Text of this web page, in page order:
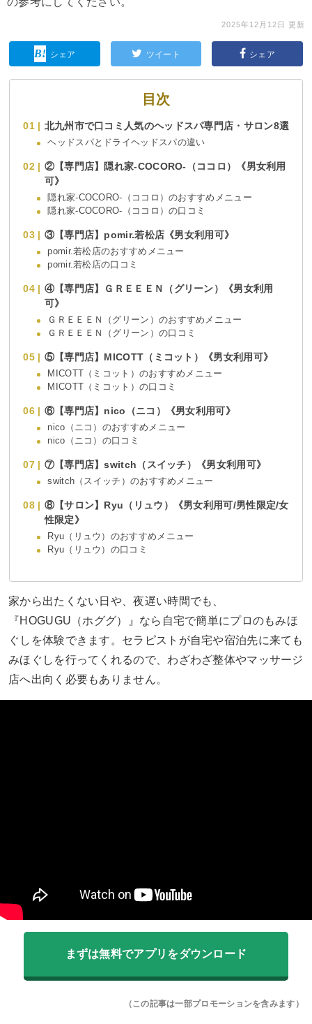
2025年12月12日 更新
シェア ツイート シェア
目次
北九州市で口コミ人気のヘッドスパ専門店・サロン8選
ヘッドスパとドライヘッドスパの違い
②【専門店】隠れ家-COCORO-（ココロ）《男女利用
可》
隠れ家-COCORO-（ココロ）のおすすめメニュー
隠れ家-COCORO-（ココロ）の口コミ
③【専門店】pomir.若松店《男女利用可》
pomir.若松店のおすすめメニュー
pomir.若松店の口コミ
④【専門店】ＧＲＥＥＥＮ（グリーン）《男女利用
可》
ＧＲＥＥＥＮ（グリーン）のおすすめメニュー
ＧＲＥＥＥＮ（グリーン）の口コミ
⑤【専門店】MICOTT（ミコット）《男女利用可》
MICOTT（ミコット）のおすすめメニュー
MICOTT（ミコット）の口コミ
⑥【専門店】nico（ニコ）《男女利用可》
nico（ニコ）のおすすめメニュー
nico（ニコ）の口コミ
⑦【専門店】switch（スイッチ）《男女利用可》
switch（スイッチ）のおすすめメニュー
⑧【サロン】Ryu（リュウ）《男女利用可/男性限定/女
性限定》
Ryu（リュウ）のおすすめメニュー
Ryu（リュウ）の口コミ
家から出たくない日や、夜遅い時間でも、
『HOGUGU（ホググ）』なら自宅で簡単にプロのもみほ
ぐしを体験できます。セラピストが自宅や宿泊先に来ても
みほぐしを行ってくれるので、わざわざ整体やマッサージ
店へ出向く必要もありません。
まずは無料でアプリをダウンロード
（この記事は一部プロモーションを含みます）